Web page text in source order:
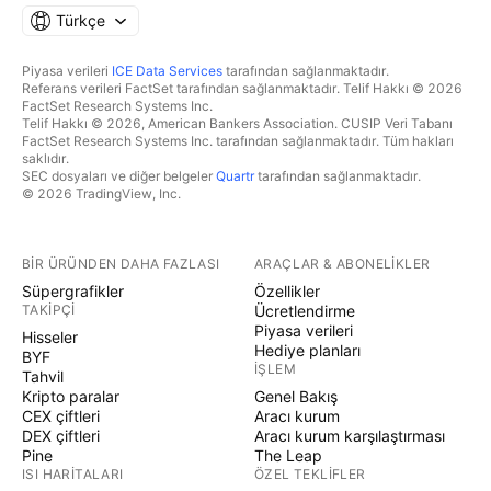
Türkçe
Piyasa verileri ICE Data Services tarafından sağlanmaktadır.
Referans verileri FactSet tarafından sağlanmaktadır. Telif Hakkı © 2026
FactSet Research Systems Inc.
Telif Hakkı © 2026, American Bankers Association. CUSIP Veri Tabanı
FactSet Research Systems Inc. tarafından sağlanmaktadır. Tüm hakları
saklıdır.
SEC dosyaları ve diğer belgeler Quartrtarafından sağlanmaktadır.
© 2026 TradingView, Inc.
BIR ÜRÜNDEN DAHA FAZLASI
Süpergrafikler
TAKIPÇI
Hisseler
BYF
Tahvil
Kripto paralar
CEX çiftleri
DEX çiftleri
Pine
ISI HARITALARI
ARAÇLAR & ABONELIKLER
Özellikler
Ücretlendirme
Piyasa verileri
Hediye planları
İŞLEM
Genel Bakış
Aracı kurum
Aracı kurum karşılaştırması
The Leap
ÖZEL TEKLIFLER